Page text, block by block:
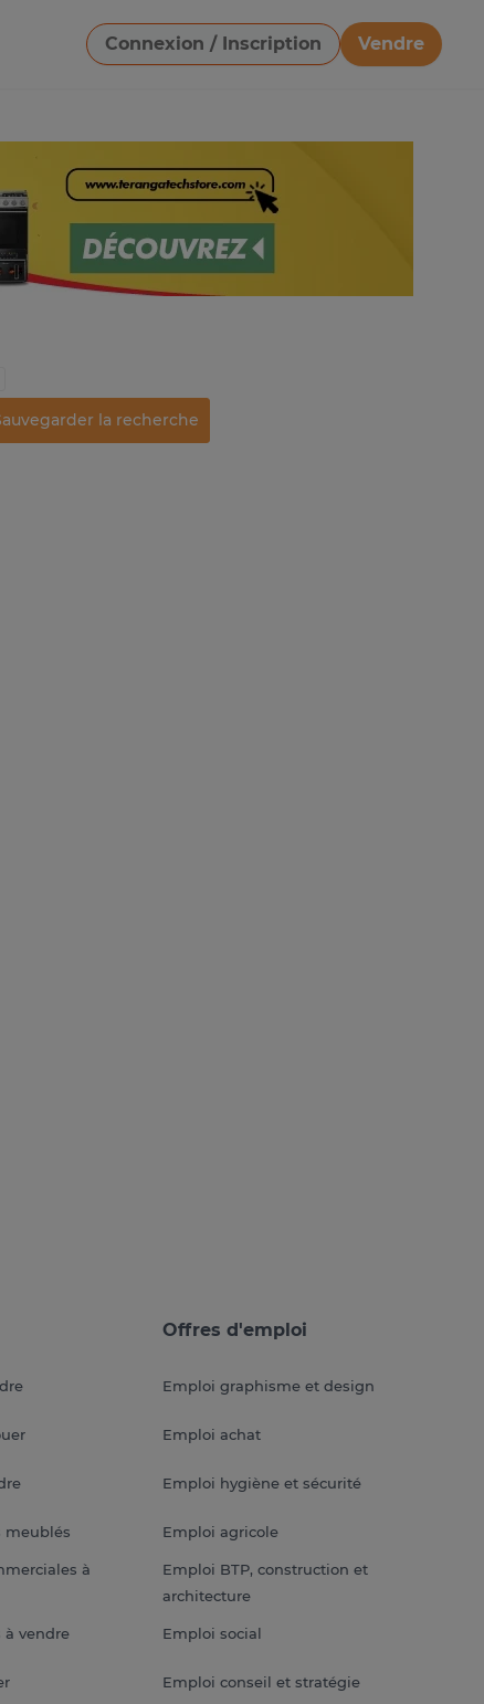
Connexion / Inscription
Vendre
Télécharger une image
la recherche
meublés
à
vendre
Offres d'emploi
Emploi graphisme et design
Emploi achat
Emploi hygiène et sécurité
Emploi agricole
Emploi BTP, construction et
architecture
Emploi social
Emploi conseil et stratégie